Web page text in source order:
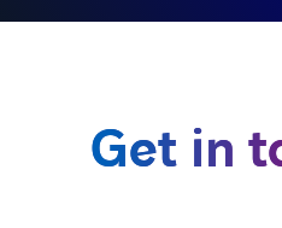
Get in